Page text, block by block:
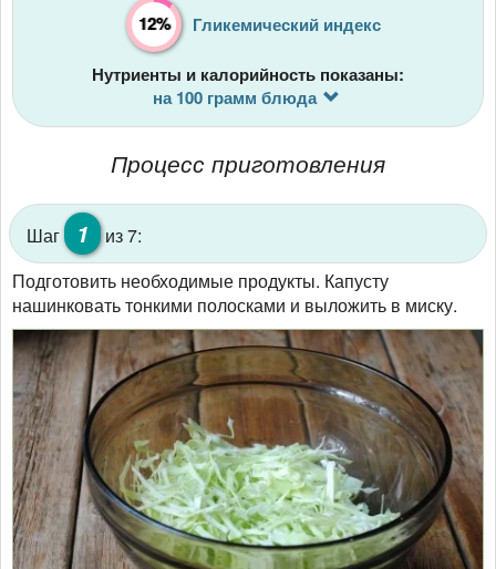
12% Гликемический индекс
Нутриенты и калорийность показаны:
на 100 грамм блюда
Процесс приготовления
Шаг 1
из 7:
Подготовить необходимые продукты. Капусту
нашинковать тонкими полосками и выложить в миску.